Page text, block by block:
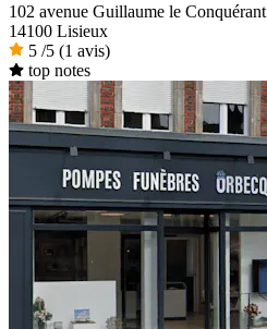
102 avenue Guillaume le Conquérant
14100 Lisieux
5 /5 (1 avis)
top notes